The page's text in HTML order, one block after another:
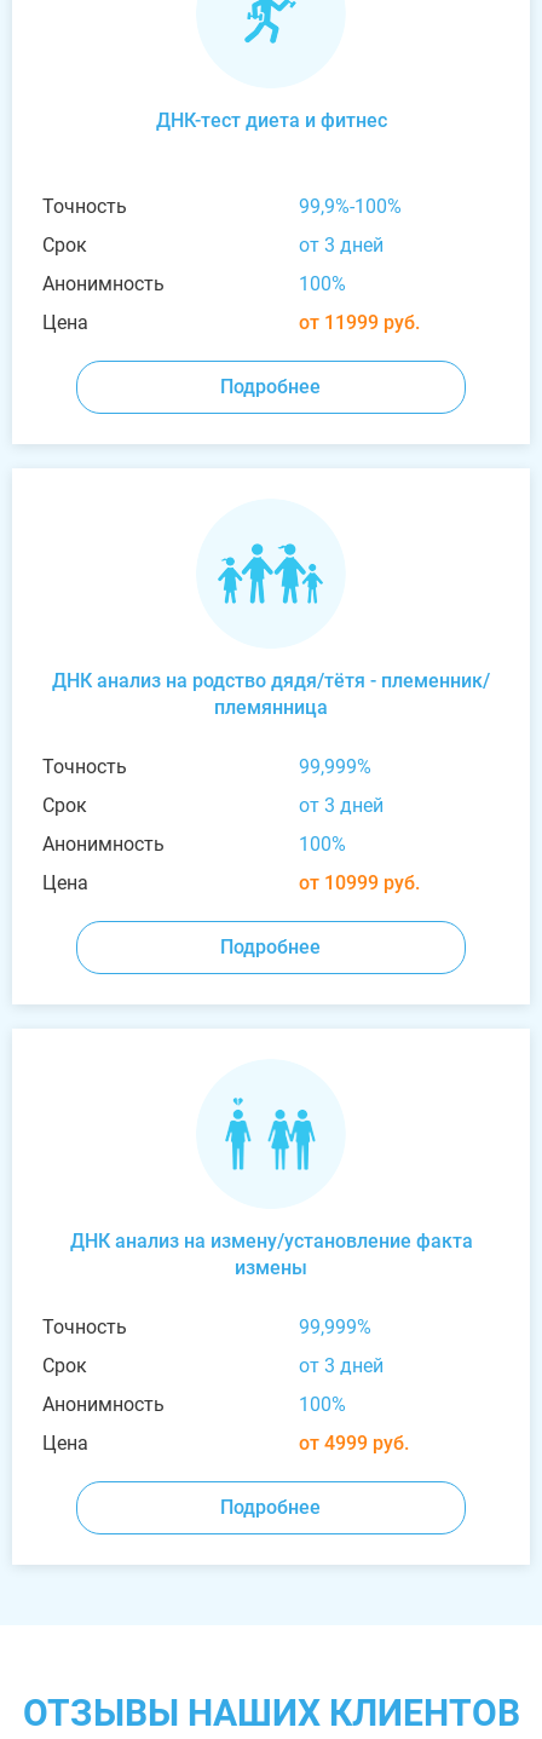
ДНК-тест диета и фитнес
Точность
99,9%-100%
Срок
от 3 дней
Анонимность
100%
Цена
от 11999 руб.
Подробнее
ДНК анализ на родство дядя/тётя - племенник/
племянница
Точность
99,999%
Срок
от 3 дней
Анонимность
100%
Цена
от 10999 руб.
Подробнее
ДНК анализ на измену/установление факта
измены
Точность
99,999%
Срок
от 3 дней
Анонимность
100%
Цена
от 4999 руб.
Подробнее
ОТЗЫВЫ НАШИХ КЛИЕНТОВ